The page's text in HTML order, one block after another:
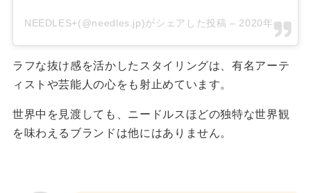
NEEDLES+(@needles.jp)がシェアした投稿 – 2020年 1月月1日午前3時35分PST
ラフな抜け感を活かしたスタイリングは、有名アーテ
ィストや芸能人の心をも射止めています。
世界中を見渡しても、ニードルスほどの独特な世界観
を味わえるブランドは他にはありません。